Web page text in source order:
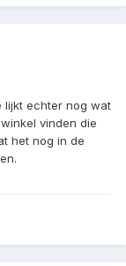
lijkt echter nog wat
vinden die
het nog in de